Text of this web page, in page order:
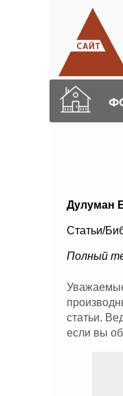
Дулуман
Статьи/
Полный
статьи.
если вы